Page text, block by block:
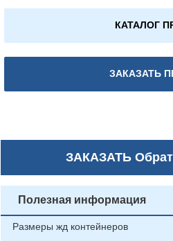
КАТАЛОГ
ЗАКАЗАТЬ
ЗАКАЗАТЬ
Полезная информация
Размеры жд контейнеров